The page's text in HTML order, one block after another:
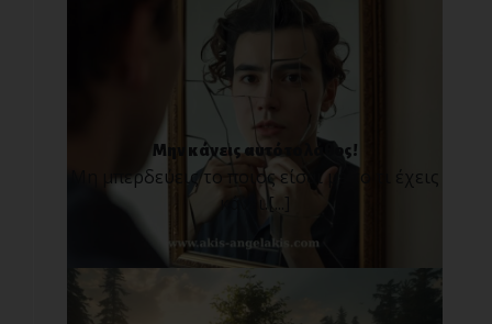
Μην κάνεις αυτό το λάθος!
Μη μπερδεύεις το ποιος είσαι με το τι έχεις
κάνει.[...]